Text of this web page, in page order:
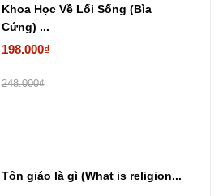
Khoa Học Về Lối Sống (Bìa
Cứng) ...
198.000₫
248.000₫
Tôn giáo là gì (What is religion...